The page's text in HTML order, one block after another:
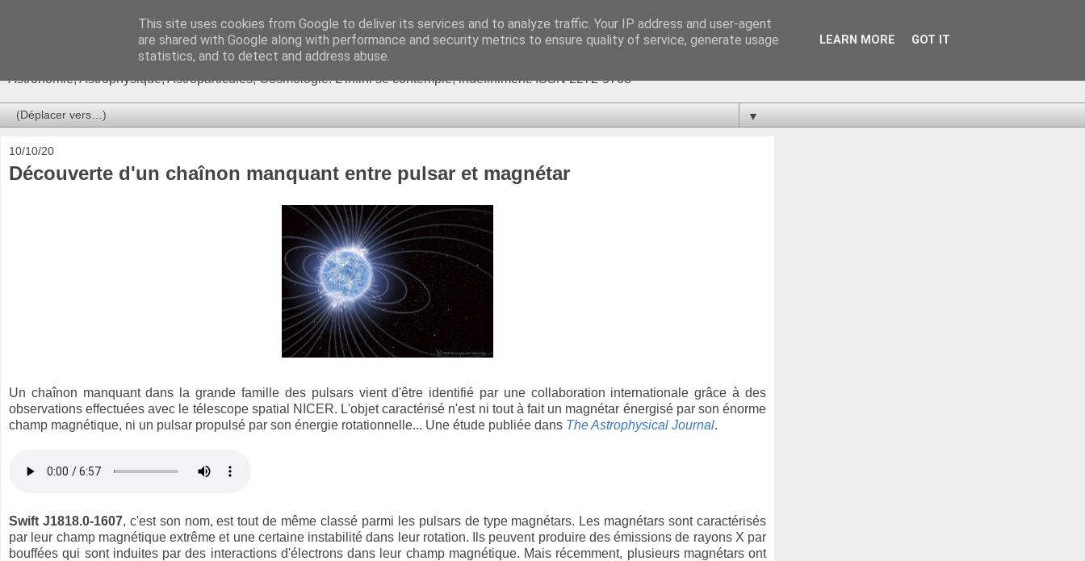
Ça se passe là haut
Astronomie, Astrophysique, Astroparticules, Cosmologie. L'infini se contemple, indéfiniment. ISSN 2272-5768
▼
10/10/20
Découverte d'un chaînon manquant entre pulsar et magnétar
Un chaînon manquant dans la grande famille des pulsars vient d'être identifié par une collaboration internationale grâce à des
observations effectuées avec le télescope spatial NICER. L'objet caractérisé n'est ni tout à fait un magnétar énergisé par son énorme
champ magnétique, ni un pulsar propulsé par son énergie rotationnelle... Une étude publiée dans The Astrophysical Journal.
Swift J1818.0-1607, c'est son nom, est tout de même classé parmi les pulsars de type magnétars. Les magnétars sont caractérisés
par leur champ magnétique extrême et une certaine instabilité dans leur rotation. Ils peuvent produire des émissions de rayons X par
bouffées qui sont induites par des interactions d'électrons dans leur champ magnétique. Mais récemment, plusieurs magnétars ont
This site uses cookies from Google to deliver its services and to analyze traffic. Your IP address and user-agent
are shared with Google along with performance and security metrics to ensure quality of service, generate usage
statistics, and to detect and address abuse.
LEARN MORE GOT IT